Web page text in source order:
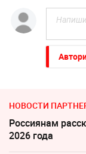
НОВОСТИ
Россиянам
2026 года